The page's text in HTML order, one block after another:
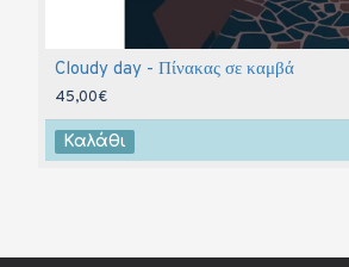
Cloudy day - Πίνακας σε καμβά
45,00€
Καλάθι